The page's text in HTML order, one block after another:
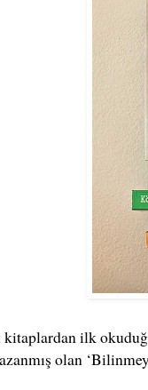
kitaplardan ilk
olan